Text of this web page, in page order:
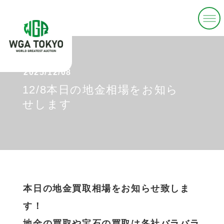
2025/12/08
12/8本日の地金相場をお知ら
せします
本日の地金買取相場をお知らせ致しま
す！